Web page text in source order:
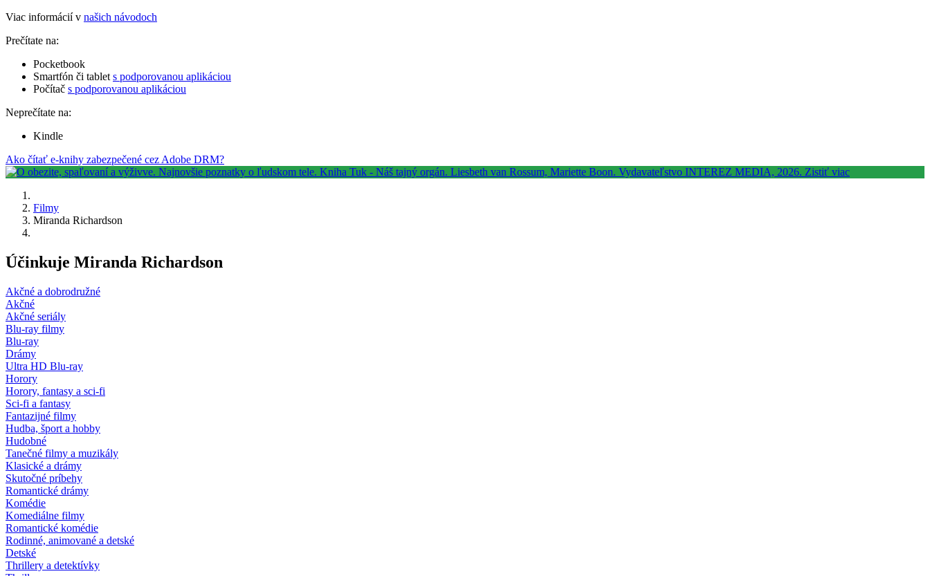
Viac informácií v našich návodoch
Prečítate na:
Pocketbook
Smartfón či tablet s podporovanou aplikáciou
Počítač s podporovanou aplikáciou
Neprečítate na:
Kindle
Ako čítať e-knihy zabezpečené cez Adobe DRM?
Filmy
Miranda Richardson
Účinkuje Miranda Richardson
Akčné a dobrodružné
Akčné
Akčné seriály
Blu-ray filmy
Blu-ray
Drámy
Ultra HD Blu-ray
Horory
Horory, fantasy a sci-fi
Sci-fi a fantasy
Fantazijné filmy
Hudba, šport a hobby
Hudobné
Tanečné filmy a muzikály
Klasické a drámy
Skutočné príbehy
Romantické drámy
Komédie
Komediálne filmy
Romantické komédie
Rodinné, animované a detské
Detské
Thrillery a detektívky